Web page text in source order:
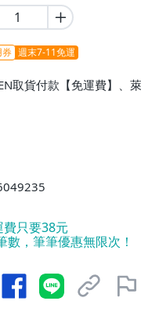
券 週末7-11免運
取貨付款【免運費】、
免運費】
費只要38元
數，筆筆優惠無限次！